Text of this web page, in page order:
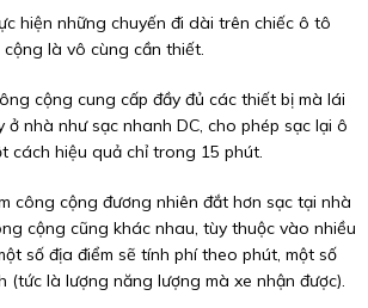
hiện những chuyến đi dài trên chiếc ô tô
là vô cùng cần thiết.
cộng cung cấp đầy đủ các thiết bị mà lái
ở nhà như sạc nhanh DC, cho phép sạc lại ô
cách hiệu quả chỉ trong 15 phút.
công cộng đương nhiên đắt hơn sạc tại nhà
cộng cũng khác nhau, tùy thuộc vào nhiều
số địa điểm sẽ tính phí theo phút, một số
(tức là lượng năng lượng mà xe nhận được).